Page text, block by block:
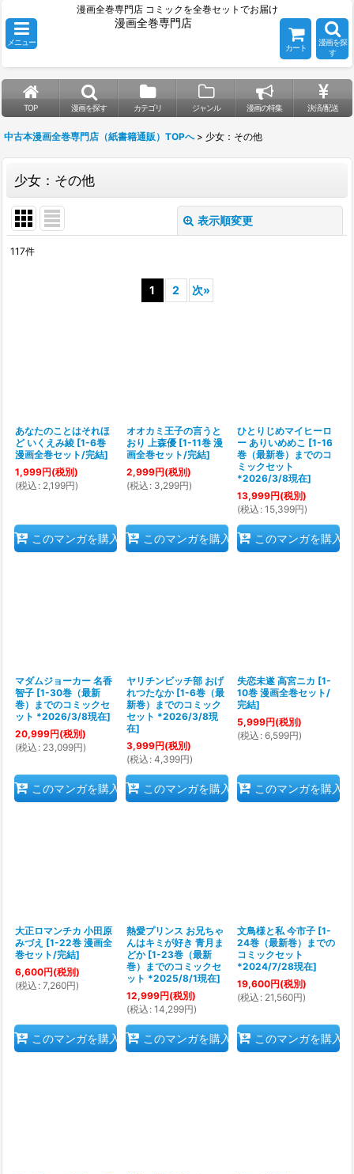
漫画全巻専門店 コミックを全巻セットでお届け
メニュー
漫画全巻専門店
カート
漫画を探
す
TOP 漫画を探す カテゴリ ジャンル 漫画の特集 決済/配送
中古本漫画全巻専門店（紙書籍通販）TOPへ > 少女：その他
少女：その他
表示順変更
117件
1 2 次»
あなたのことはそれほ
ど いくえみ綾 [1-6巻
漫画全巻セット/完結]
1,999円(税別)
(税込 : 2,199円)
このマンガを購入
オオカミ王子の言うと
おり 上森優 [1-11巻 漫
画全巻セット/完結]
2,999円(税別)
(税込 : 3,299円)
このマンガを購入
ひとりじめマイヒーロ
ー ありいめめこ [1-16
巻（最新巻）までのコ
ミックセット
*2026/3/8現在]
13,999円(税別)
(税込 : 15,399円)
このマンガを購入
マダムジョーカー 名香
智子 [1-30巻（最新
巻）までのコミックセ
ット *2026/3/8現在]
20,999円(税別)
(税込 : 23,099円)
このマンガを購入
ヤリチンビッチ部 おげ
れつたなか [1-6巻（最
新巻）までのコミック
セット *2026/3/8現
在]
3,999円(税別)
(税込 : 4,399円)
このマンガを購入
失恋未遂 高宮ニカ [1-
10巻 漫画全巻セット/
完結]
5,999円(税別)
(税込 : 6,599円)
このマンガを購入
大正ロマンチカ 小田原
みづえ [1-22巻 漫画全
巻セット/完結]
6,600円(税別)
(税込 : 7,260円)
このマンガを購入
熱愛プリンス お兄ちゃ
んはキミが好き 青月ま
どか [1-23巻（最新
巻）までのコミックセ
ット *2025/8/1現在]
12,999円(税別)
(税込 : 14,299円)
このマンガを購入
文鳥様と私 今市子 [1-
24巻（最新巻）までの
コミックセット
*2024/7/28現在]
19,600円(税別)
(税込 : 21,560円)
このマンガを購入